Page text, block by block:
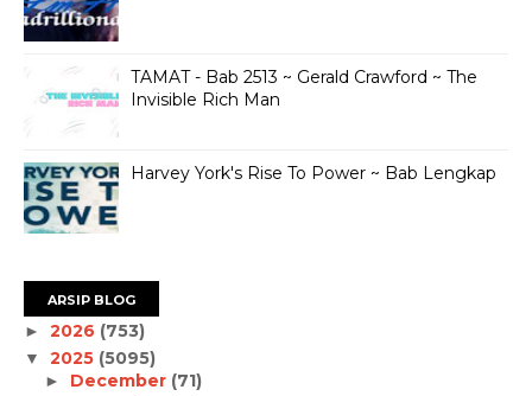
TAMAT - Bab 2513 ~ Gerald Crawford ~ The
Invisible Rich Man
Harvey York's Rise To Power ~ Bab Lengkap
ARSIP BLOG
► 2026 (753)
▼ 2025 (5095)
► December (71)